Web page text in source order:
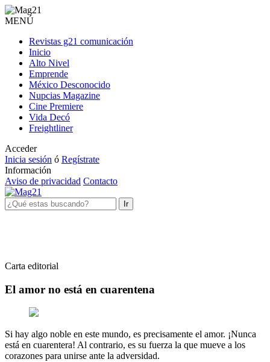
MENÚ
Revistas g21 comunicación
Inicio
Alto Nivel
Emprende
México Desconocido
Nupcias Magazine
Cine Premiere
Vida Decó
Freightliner
Acceder
Inicia sesión ó Regístrate
Información
Aviso de privacidad Contacto
Ir
Carta editorial
El amor no está en cuarentena
Si hay algo noble en este mundo, es precisamente el amor. ¡Nunca
está en cuarentera! Al contrario, es su fuerza la que mueve a los
corazones para unirse ante la adversidad.